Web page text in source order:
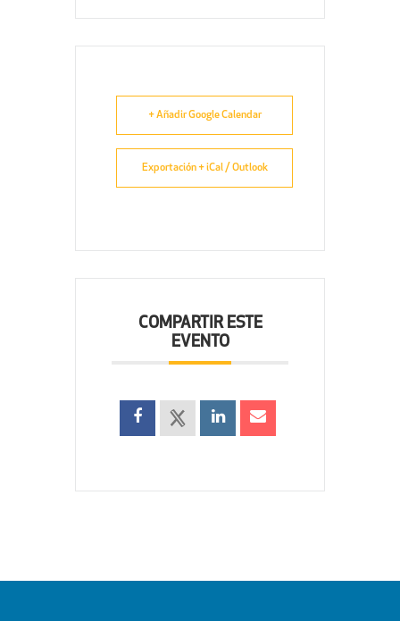
+ Añadir Google Calendar
Exportación + iCal / Outlook
COMPARTIR ESTE
EVENTO